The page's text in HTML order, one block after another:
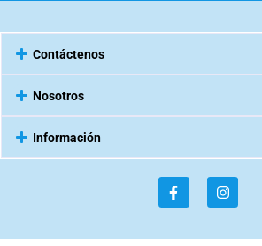
Contáctenos
Nosotros
Información